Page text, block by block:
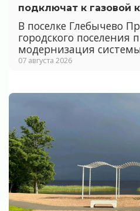
подключат к газовой
В поселке Глебычево
городского поселения
модернизация
07 августа 2026